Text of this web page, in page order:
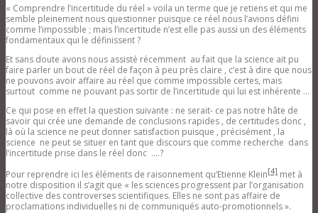
« Comprendre l’incertitude du réel » voila un terme que je retiens et qui me
semble pleinement nous questionner puisque ce réel nous l’avions défini
comme l’impossible ; mais l’incertitude n’est elle pas aussi un des éléments
fondamentaux qui le définissent ?
Et sans doute avons nous assisté récemment au fait que la science ait pu
faire parler un bout de réel de façon à peu près claire , c’est à dire que nous
ne pouvons avoir affaire au réel que comme impossible certes, mais
surtout comme ne pouvant pas sortir de l’incertitude qui lui est inhérente …
Ce qui pose en effet la question suivante : ne serait- ce pas notre hâte de
savoir qui crée une demande de conclusions rapides , de certitudes donc ,
là où la science ne peut donner satisfaction puisque , précisément , la
science ne peut se situer en tant que discours que comme recherche dans
l’incertitude prise dans le réel donc ….?
Pour reprendre ici les éléments de raisonnement qu’Etienne Klein[4] met à
notre disposition il s’agit que « les sciences progressent par l’organisation
collective des controverses scientifiques. Elles ne sont pas affaire de
proclamations individuelles ni de communiqués auto-promotionnels ».